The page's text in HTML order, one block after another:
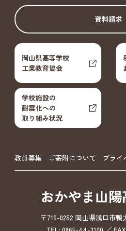
資料請求
岡山県高等学校
工業教育協会
学校施設の
耐震化への
取り組み状況
教員募集 ご寄附について プライ
おかやま山
〒719-0252 岡山県浅口市鴨